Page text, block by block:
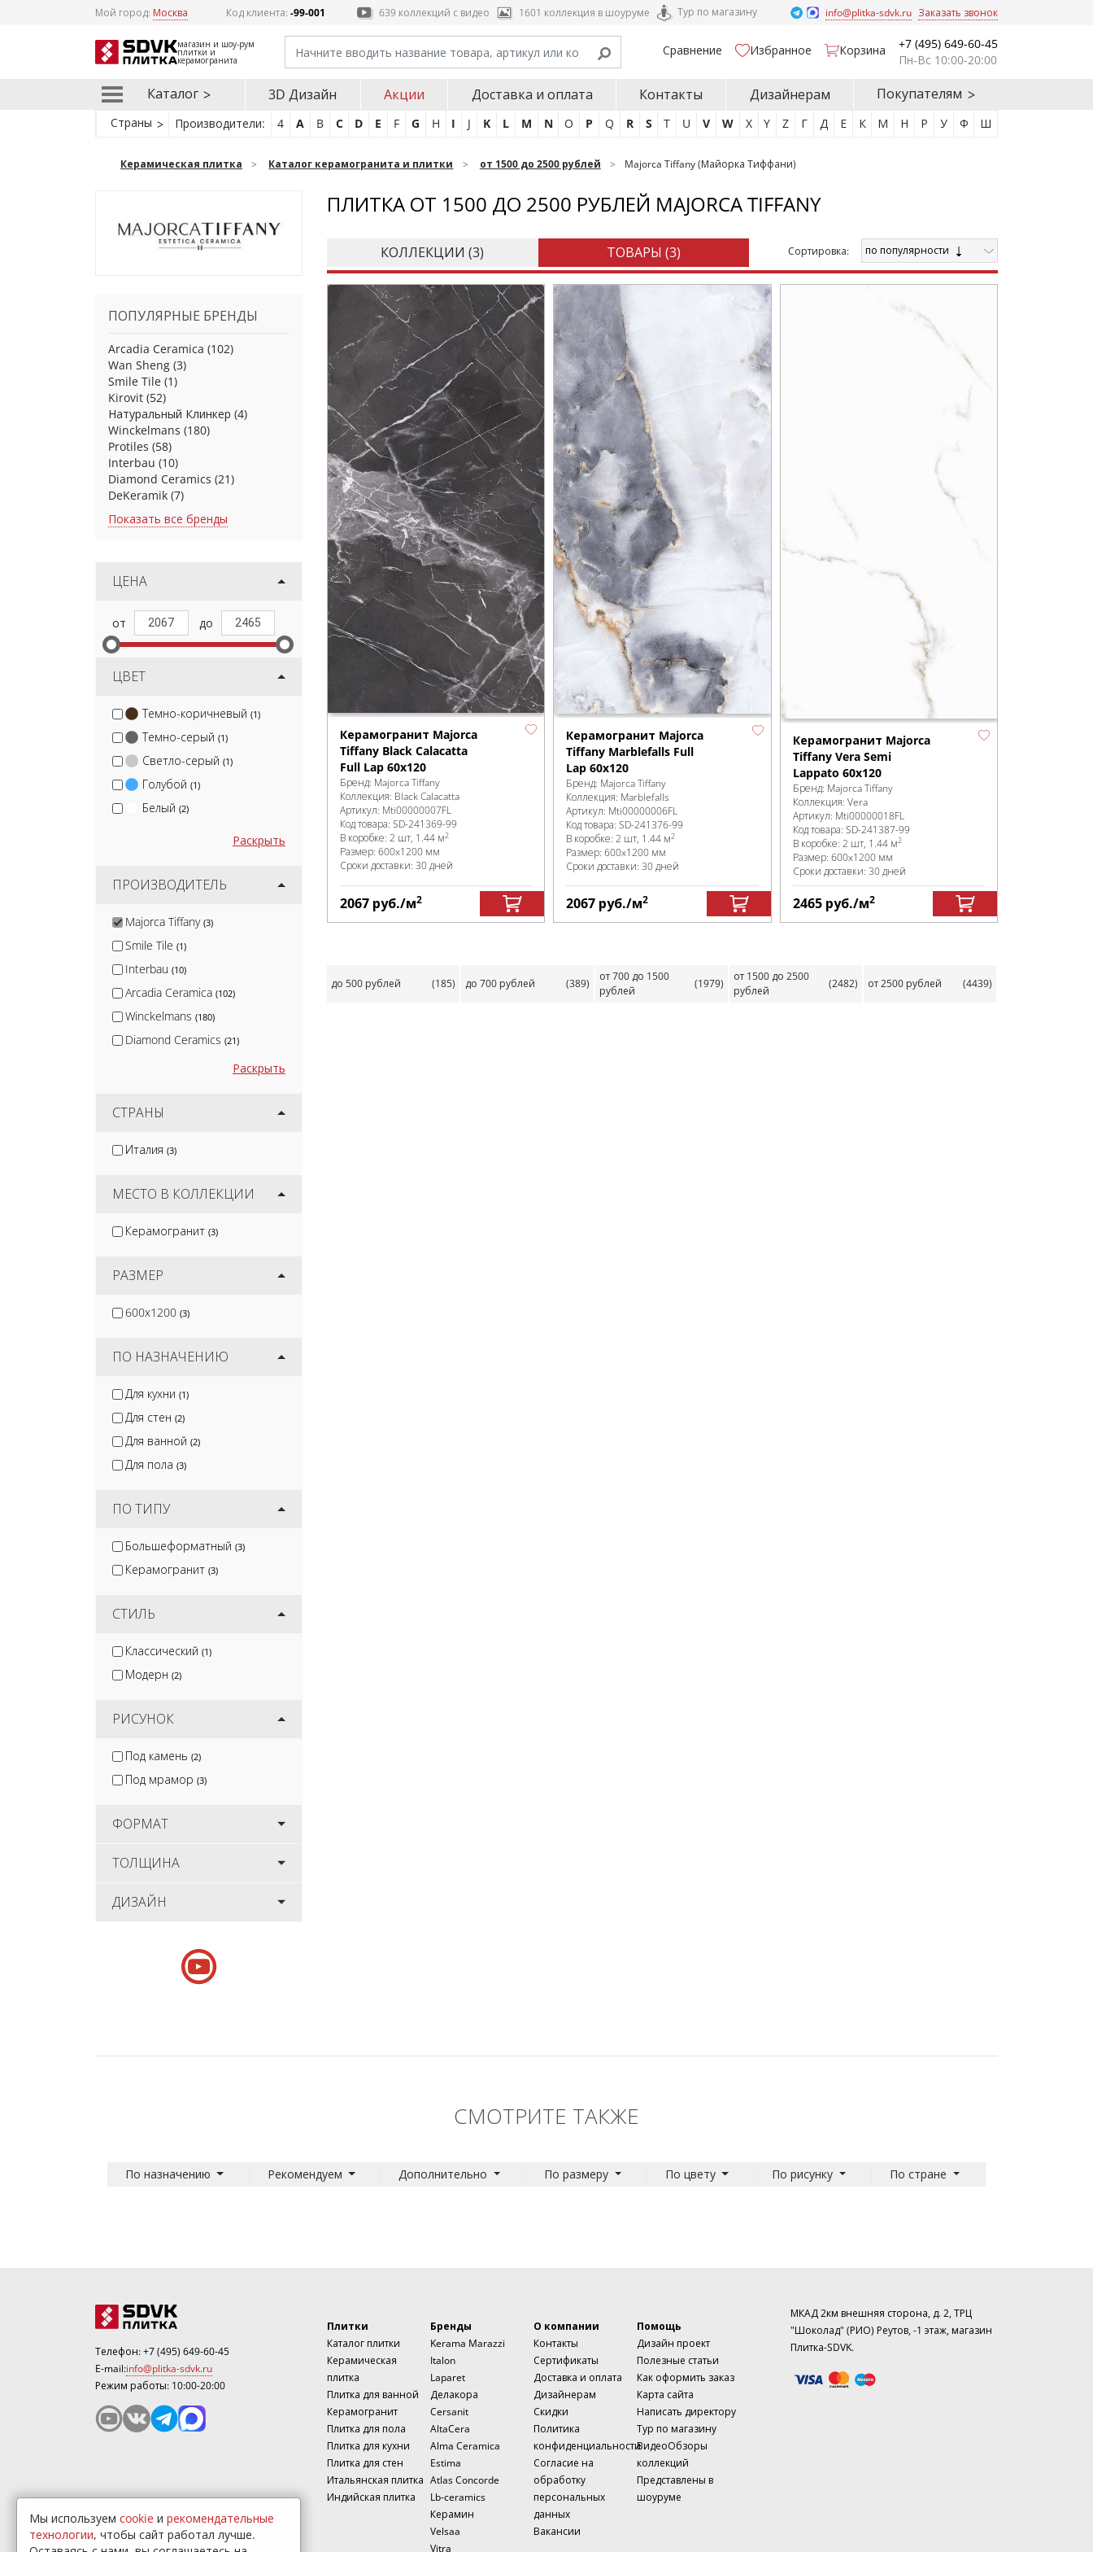
Мой город: Москва Код клиента: -99-001 639 коллекций с видео 1601 коллекция в шоуруме Тур по магазину info@plitka-sdvk.ru Заказать звонок
магазин и шоу-рум
плитки и
керамогранита
Сравнение Избранное Корзина
+7 (495) 649-60-45
Пн-Вс 10:00-20:00
Каталог 3D Дизайн Акции Доставка и оплата Контакты Дизайнерам Покупателям
Страны Производители: 4 A B C D E F G H I J K L M N O P Q R S T U V W X Y Z Г Д Е К М Н Р У Ф Ш
Керамическая плитка Каталог керамогранита и плитки от 1500 до 2500 рублей Majorca Tiffany (Майорка Тиффани)
ПОПУЛЯРНЫЕ БРЕНДЫ
Arcadia Ceramica (102)
Wan Sheng (3)
Smile Tile (1)
Kirovit (52)
Натуральный Клинкер (4)
Winckelmans (180)
Protiles (58)
Interbau (10)
Diamond Ceramics (21)
DeKeramik (7)
Показать все бренды
ЦЕНА
ЦВЕТ
Темно-коричневый (1)
Темно-серый (1)
Светло-серый (1)
Голубой (1)
Белый (2)
Раскрыть
ПРОИЗВОДИТЕЛЬ
Majorca Tiffany (3)
Smile Tile (1)
Interbau (10)
Arcadia Ceramica (102)
Winckelmans (180)
Diamond Ceramics (21)
Kirovit(52)
Protiles (58)
Раскрыть
СТРАНЫ
Италия (3)
МЕСТО В КОЛЛЕКЦИИ
Керамогранит (3)
РАЗМЕР
600x1200 (3)
ПО НАЗНАЧЕНИЮ
Для кухни (1)
Для стен (2)
Для ванной (2)
Для пола (3)
ПО ТИПУ
Большеформатный (3)
Керамогранит (3)
СТИЛЬ
Классический (1)
Модерн (2)
РИСУНОК
Под камень (2)
Под мрамор (3)
ФОРМАТ
ТОЛЩИНА
ДИЗАЙН
ПЛИТКА ОТ 1500 ДО 2500 РУБЛЕЙ MAJORCA TIFFANY
КОЛЛЕКЦИИ (3) ТОВАРЫ (3) Cортировка: по популярности
Керамогранит Majorca
Tiffany Black Calacatta
Full Lap 60x120
Бренд: Majorca Tiffany
Коллекция: Black Calacatta
Артикул: Mti00000007FL
Код товара: SD-241369-99
В коробке: 2 шт, 1.44 м2
Размер: 600x1200 мм
Сроки доставки: 30 дней
2067 руб./м2
Керамогранит Majorca
Tiffany Marblefalls Full
Lap 60x120
Бренд: Majorca Tiffany
Коллекция: Marblefalls
Артикул: Mti00000006FL
Код товара:SD-241376-99
В коробке:2 шт, 1.44 м2
Размер:600x1200 мм
Сроки доставки: 30 дней
2067 руб./м2
Керамогранит Majorca
Tiffany Vera Semi
Lappato 60x120
Бренд: Majorca Tiffany
Коллекция: Vera
Артикул: Mti00000018FL
Код товара: SD-241387-99
В коробке: 2 шт, 1.44 м2
Размер: 600x1200 мм
Сроки доставки: 30 дней
2465 руб./м2
до 500 рублей (185) до 700 рублей (389)
от 700 до 1500
рублей
(1979)
от 1500 до 2500
рублей
(2482) от 2500 рублей (4439)
СМОТРИТЕ ТАКЖЕ
По назначению Рекомендуем Дополнительно По размеру По цвету По рисунку По стране
Телефон:+7 (495) 649-60-45
E-mail:info@plitka-sdvk.ru
Режим работы: 10:00-20:00
Плитки
Каталог плитки
Керамическая
плитка
Плитка для ванной
Керамогранит
Плитка для пола
Плитка для кухни
Плитка для стен
Итальянская плитка
Индийская плитка
Бренды
Kerama Marazzi
Italon
Laparet
Делакора
Cersanit
AltaCera
Alma Ceramica
Estima
Atlas Concorde
Lb-ceramics
Керамин
Velsaa
Vitra
О компании
Контакты
Сертификаты
Доставка и оплата
Дизайнерам
Скидки
Политика
конфиденциальности
Согласие на
обработку
персональных
данных
Вакансии
Помощь
Дизайн проект
Полезные статьи
Как оформить заказ
Карта сайта
Написать директору
Тур по магазину
ВидеоОбзоры
коллекций
Представлены в
шоуруме
МКАД 2км внешняя сторона, д. 2, ТРЦ
"Шоколад" (РИО) Реутов, -1 этаж, магазин
Плитка-SDVK.
Мы используем cookie и рекомендательные
технологии, чтобы сайт работал лучше.